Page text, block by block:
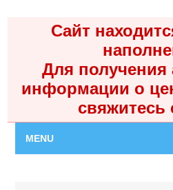
Сайт
Для получения
информации о
свяжитесь
MENU